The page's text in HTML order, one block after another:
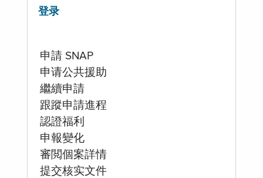
登录
申請 SNAP
申请公共援助
繼續申請
跟蹤申請進程
認證福利
申報變化
審閲個案詳情
提交核实文件